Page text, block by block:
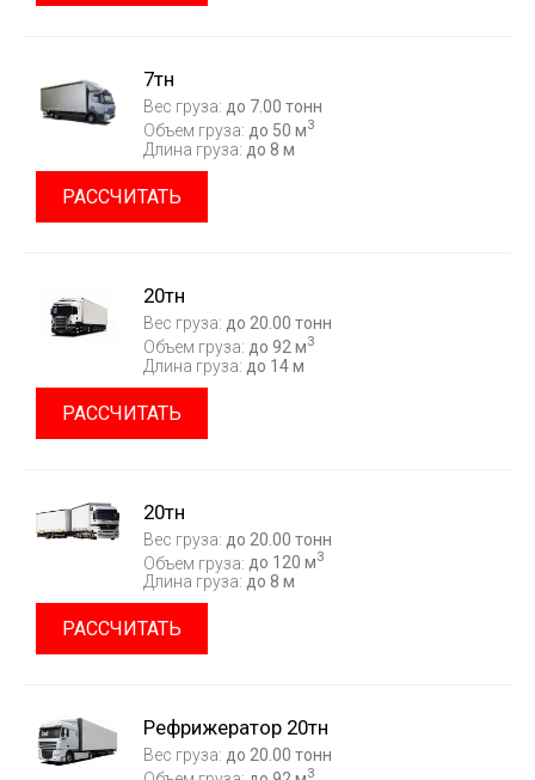
7тн
Вес груза: до 7.00 тонн
Объем груза: до 50 м3
Длина груза: до 8 м
РАССЧИТАТЬ
20тн
Вес груза: до 20.00 тонн
Объем груза: до 92 м3
Длина груза: до 14 м
РАССЧИТАТЬ
20тн
Вес груза: до 20.00 тонн
Объем груза: до 120 м3
Длина груза: до 8 м
РАССЧИТАТЬ
Рефрижератор 20тн
Вес груза: до 20.00 тонн
3